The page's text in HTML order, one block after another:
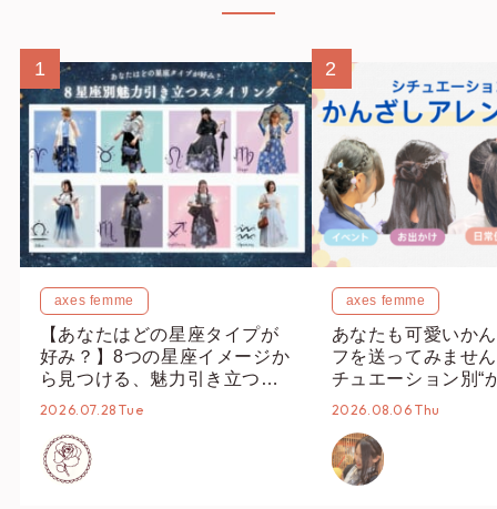
1
axes femme
【あなたはどの星座タイプが
好み？】8つの星座イメージか
ら見つける、魅力引き立つス
タイリング♡
2026.07.28 Tue
2
axes femme
あなたも可愛いか
フを送ってみませ
チュエーション別“
オススメ【ショッ
2026.08.06 Thu